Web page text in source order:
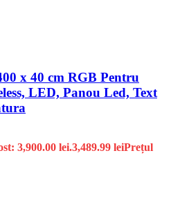
x 40 cm RGB Pentru
LED, Panou Led, Text
3,900.00 lei.3,489.99 leiPrețul